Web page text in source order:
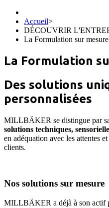
Accueil>
DÉCOUVRIR
La Formulation sur mesure
La Formulation
Des solutions
personnalisées
MILLBÄKER se distingue par
solutions techniques,
en adéquation avec les attentes
clients.
Nos solutions sur mesure
MILLBÄKER a déjà à son actif